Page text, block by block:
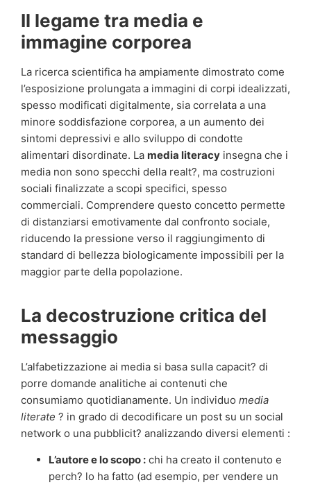
Il legame tra media e
immagine corporea
La ricerca scientifica ha ampiamente dimostrato come
l’esposizione prolungata a immagini di corpi idealizzati,
spesso modificati digitalmente, sia correlata a una
minore soddisfazione corporea, a un aumento dei
sintomi depressivi e allo sviluppo di condotte
alimentari disordinate. La media literacy insegna che i
media non sono specchi della realt?, ma costruzioni
sociali finalizzate a scopi specifici, spesso
commerciali. Comprendere questo concetto permette
di distanziarsi emotivamente dal confronto sociale,
riducendo la pressione verso il raggiungimento di
standard di bellezza biologicamente impossibili per la
maggior parte della popolazione.
La decostruzione critica del
messaggio
L’alfabetizzazione ai media si basa sulla capacit? di
porre domande analitiche ai contenuti che
consumiamo quotidianamente. Un individuo media
literate ? in grado di decodificare un post su un social
network o una pubblicit? analizzando diversi elementi :
L’autore e lo scopo : chi ha creato il contenuto e
perch? lo ha fatto (ad esempio, per vendere un